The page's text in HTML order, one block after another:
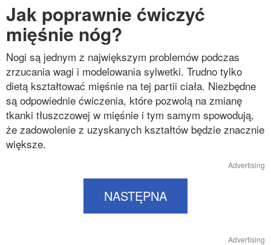
Jak poprawnie ćwiczyć
mięśnie nóg?
Nogi są jednym z największym problemów podczas
zrzucania wagi i modelowania sylwetki. Trudno tylko
dietą kształtować mięśnie na tej partii ciała. Niezbędne
są odpowiednie ćwiczenia, które pozwolą na zmianę
tkanki tłuszczowej w mięśnie i tym samym spowodują,
że zadowolenie z uzyskanych kształtów będzie znacznie
większe.
Advertising
NASTĘPNA
Advertising